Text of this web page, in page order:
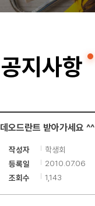
공지사항
데오드란트 받아가세요 ^^
작성자
학생회
등록일
2010.07.06
조회수
1,143